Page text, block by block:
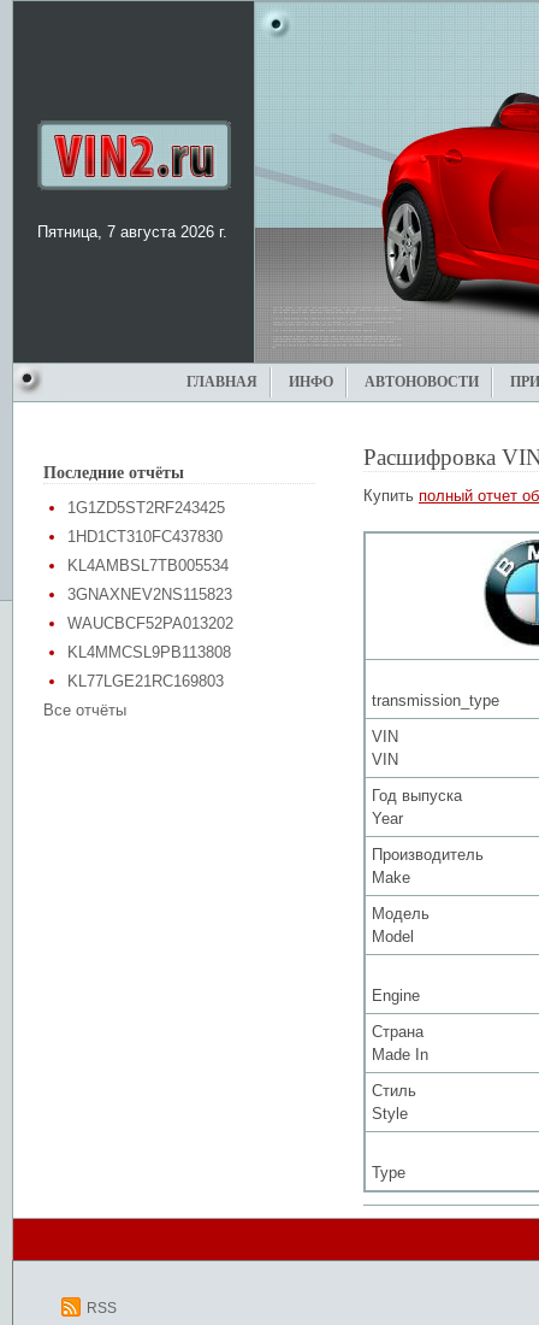
Пятница, 7 августа 2026 г.
ГЛАВНАЯ ИНФО АВТОНОВОСТИ
Последние отчёты
1G1ZD5ST2RF243425
1HD1CT310FC437830
KL4AMBSL7TB005534
3GNAXNEV2NS115823
WAUCBCF52PA013202
KL4MMCSL9PB113808
KL77LGE21RC169803
Все отчёты
Расшифровка
Купить полный отчет
transmission_type
VIN
VIN
Год выпуска
Year
Производитель
Make
Модель
Model
Engine
Страна
Made In
Стиль
Style
Type
RSS